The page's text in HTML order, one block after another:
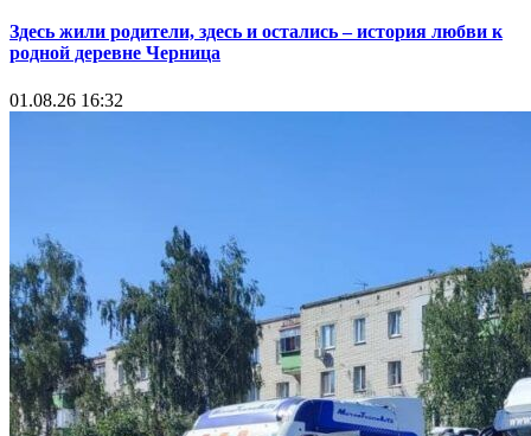
Здесь жили родители, здесь и остались – история любви к
родной деревне Черница
01.08.26 16:32